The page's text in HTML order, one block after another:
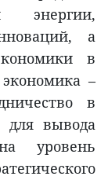
энергии,
а
в
–
в
для вывода
уровень